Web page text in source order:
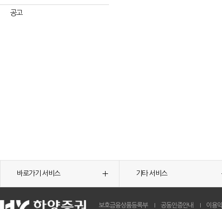
공고
바로가기 서비스 기타 서비스
보호금융상품등록부 공동인증안내 이용